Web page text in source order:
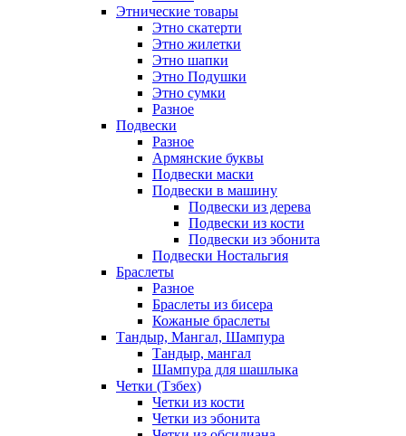
Этнические товары
Этно скатерти
Этно жилетки
Этно шапки
Этно Подушки
Этно сумки
Разное
Подвески
Разное
Армянские буквы
Подвески маски
Подвески в машину
Подвески из дерева
Подвески из кости
Подвески из эбонита
Подвески Ностальгия
Браслеты
Разное
Браслеты из бисера
Кожаные браслеты
Тандыр, Мангал, Шампура
Тандыр, мангал
Шампура для шашлыка
Четки (Тзбех)
Четки из кости
Четки из эбонита